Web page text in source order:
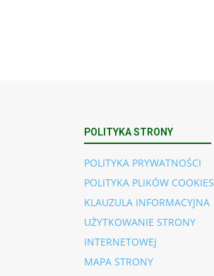
POLITYKA STRONY
POLITYKA PRYWATNOŚCI
POLITYKA PLIKÓW COOKIES
KLAUZULA INFORMACYJNA
UŻYTKOWANIE STRONY
INTERNETOWEJ
MAPA STRONY